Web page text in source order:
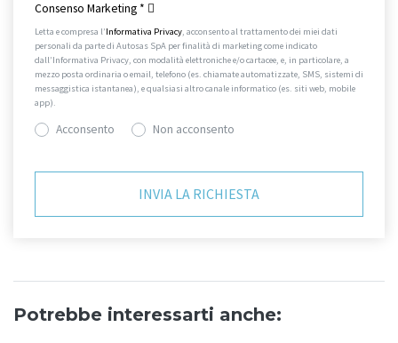
Consenso Marketing *
Letta e compresa l’Informativa Privacy, acconsento al trattamento dei miei dati
personali da parte di Autosas SpA per finalità di marketing come indicato
dall’Informativa Privacy, con modalità elettroniche e/o cartacee, e, in particolare, a
mezzo posta ordinaria o email, telefono (es. chiamate automatizzate, SMS, sistemi di
messaggistica istantanea), e qualsiasi altro canale informatico (es. siti web, mobile
app).
Acconsento Non acconsento
Potrebbe interessarti anche: